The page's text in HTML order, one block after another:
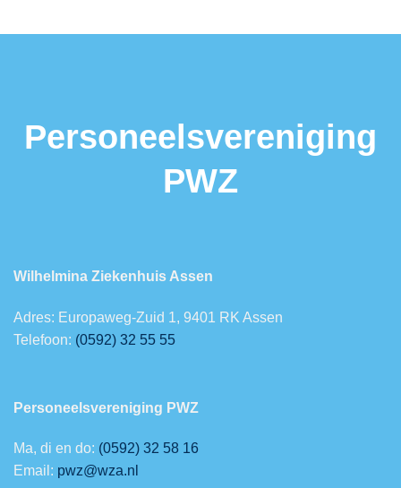
Personeelsvereniging
PWZ
Wilhelmina Ziekenhuis Assen
Adres: Europaweg-Zuid 1, 9401 RK Assen
Telefoon: (0592) 32 55 55
Personeelsvereniging PWZ
Ma, di en do: (0592) 32 58 16
Email: pwz@wza.nl